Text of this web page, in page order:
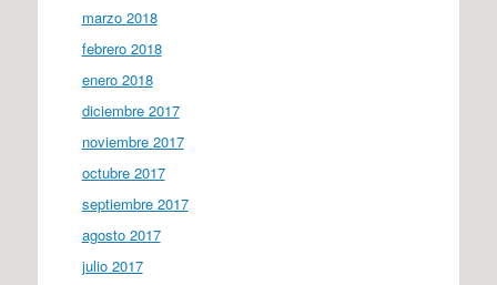
marzo 2018
febrero 2018
enero 2018
diciembre 2017
noviembre 2017
octubre 2017
septiembre 2017
agosto 2017
julio 2017